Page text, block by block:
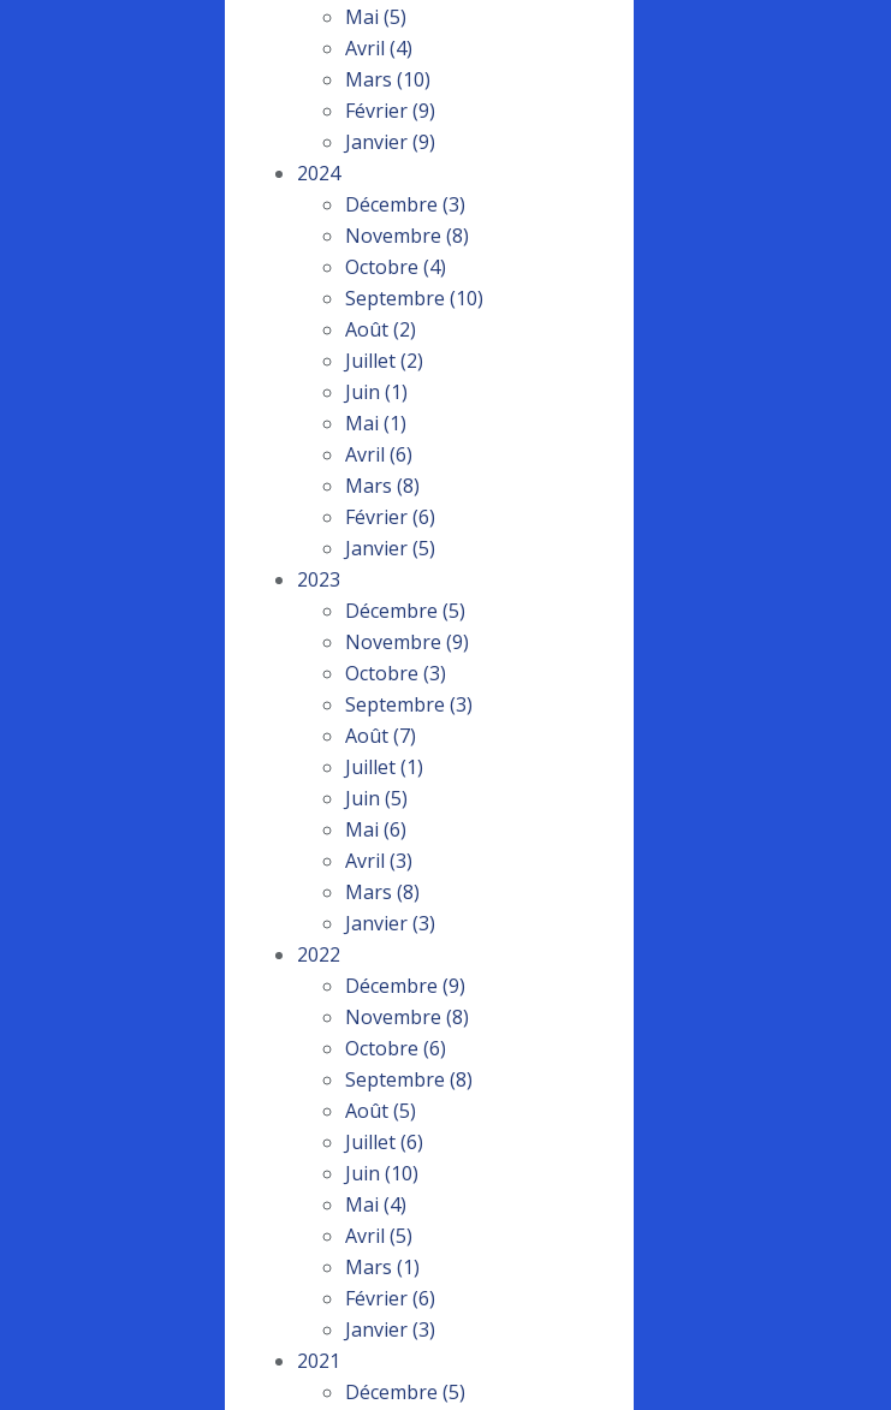
Mai (5)
Avril (4)
Mars (10)
Février(9)
Janvier(9)
2024
Décembre (3)
Novembre (8)
Octobre (4)
Septembre (10)
Août(2)
Juillet(2)
Juin (1)
Mai (1)
Avril (6)
Mars (8)
Février(6)
Janvier(5)
2023
Décembre (5)
Novembre (9)
Octobre (3)
Septembre (3)
Août(7)
Juillet(1)
Juin (5)
Mai (6)
Avril (3)
Mars (8)
Janvier(3)
2022
Décembre (9)
Novembre (8)
Octobre (6)
Septembre (8)
Août(5)
Juillet(6)
Juin (10)
Mai (4)
Avril (5)
Mars (1)
Février(6)
Janvier(3)
2021
Décembre (5)